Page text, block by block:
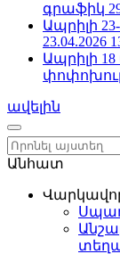
գրաֆիկ
Ապրիլի
23.04.2026
Ապրիլի
ավելին
Անհատ